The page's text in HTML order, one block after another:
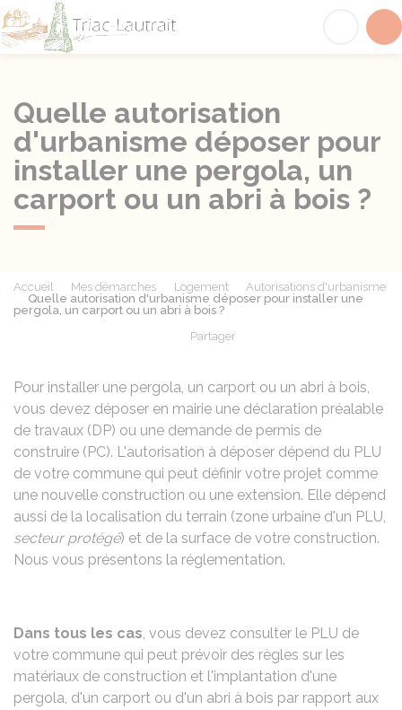
Quelle autorisation
d'urbanisme déposer pour
installer une pergola, un
carport ou un abri à bois ?
Accueil Mes démarches Logement
Autorisations d'urbanisme
Quelle autorisation d'urbanisme déposer pour installer une
pergola, un carport ou un abri à bois ?
Partager
Pour installer une pergola, un carport ou un abri à bois,
vous devez déposer en mairie une déclaration préalable
de travaux (DP) ou une demande de permis de
construire (PC). L'autorisation à déposer dépend du PLU
de votre commune qui peut définir votre projet comme
une nouvelle construction ou une extension. Elle dépend
aussi de la localisation du terrain (zone urbaine d'un PLU,
secteur protégé) et de la surface de votre construction.
Nous vous présentons la réglementation.
Dans tous les cas, vous devez consulter le PLU de
votre commune qui peut prévoir des règles sur les
matériaux de construction et l'implantation d'une
pergola, d'un carport ou d'un abri à bois par rapport aux